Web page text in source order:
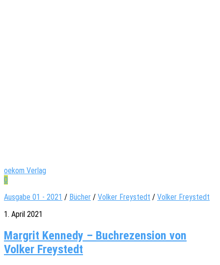
oekom Verlag
0
Ausgabe 01 - 2021 / Bücher / Volker Freystedt / Volker Freystedt
1. April 2021
Margrit Kennedy – Buchrezension von
Volker Freystedt